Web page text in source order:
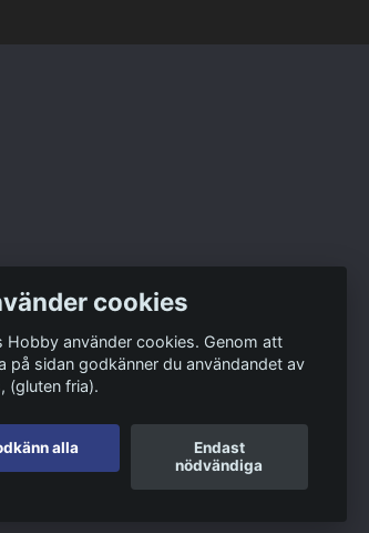
cookies
Hobby använder cookies. Genom att
på sidan godkänner du användandet av
(gluten fria).
alla
Endast
nödvändiga